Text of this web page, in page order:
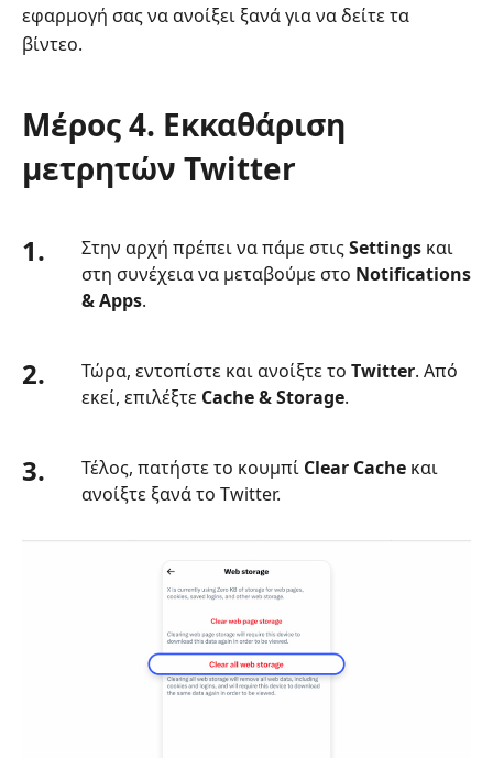
εφαρμογή σας να ανοίξει ξανά για να δείτε τα
βίντεο.
Μέρος 4. Εκκαθάριση
μετρητών Twitter
1. Στην αρχή πρέπει να πάμε στιςSettings και
στη συνέχεια να μεταβούμε στο Notifications
& Apps.
2. Τώρα, εντοπίστε και ανοίξτε το Twitter. Από
εκεί, επιλέξτε Cache & Storage.
3. Τέλος, πατήστε το κουμπί Clear Cache και
ανοίξτε ξανά το Twitter.